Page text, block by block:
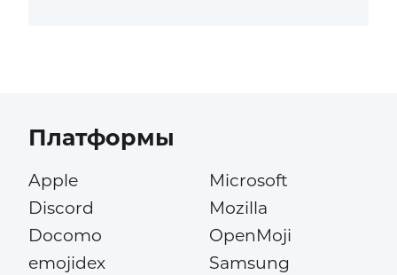
Платформы
Apple
Discord
Docomo
emojidex
Microsoft
Mozilla
OpenMoji
Samsung